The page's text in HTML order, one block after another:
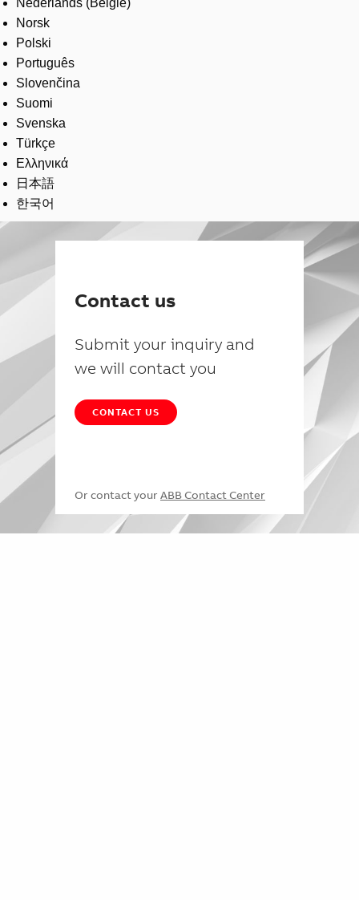
Nederlands (België)
Norsk
Polski
Português
Slovenčina
Suomi
Svenska
Türkçe
Ελληνικά
日本語
한국어
Contact us
Submit your inquiry and
we will contact you
CONTACT US
Or contact your ABB Contact Center